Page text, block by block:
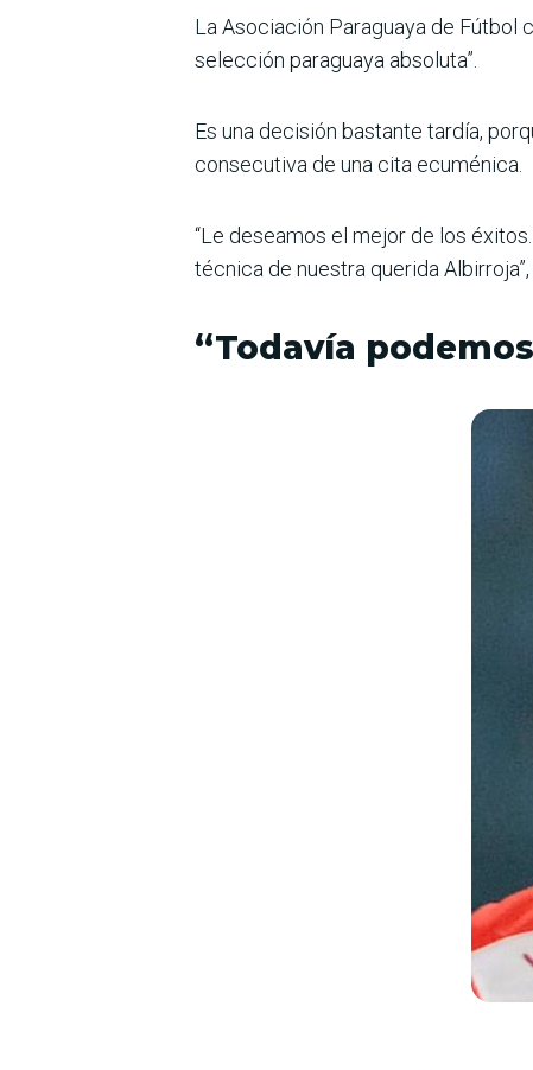
La Asociación Paraguaya de Fútbol
selección paraguaya absoluta”.
Es una decisión bastante tardía,
consecutiva de una cita ecuménica.
“Le deseamos el mejor de los
técnica de nues­tra querida
“Todavía